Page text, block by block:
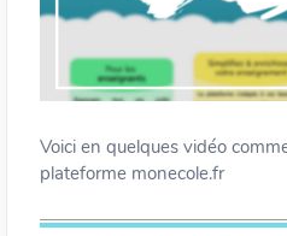
Voici en quelques vidéo
plateforme monecole.fr